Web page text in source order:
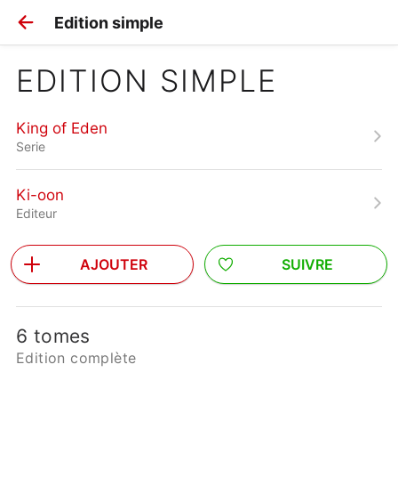
Edition simple
EDITION SIMPLE
King of Eden
Serie
Ki-oon
Editeur
AJOUTER SUIVRE
6 tomes
Edition complète